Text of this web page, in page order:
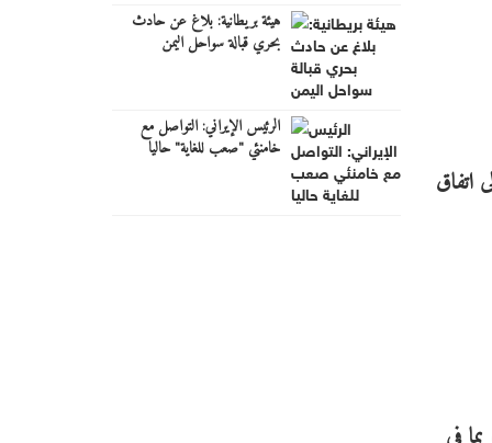
اتفاق
هيئة بريطانية: بلاغ عن حادث
بحري قبالة سواحل اليمن
الرئيس الإيراني: التواصل مع
خامنئي "صعب للغاية" حاليا